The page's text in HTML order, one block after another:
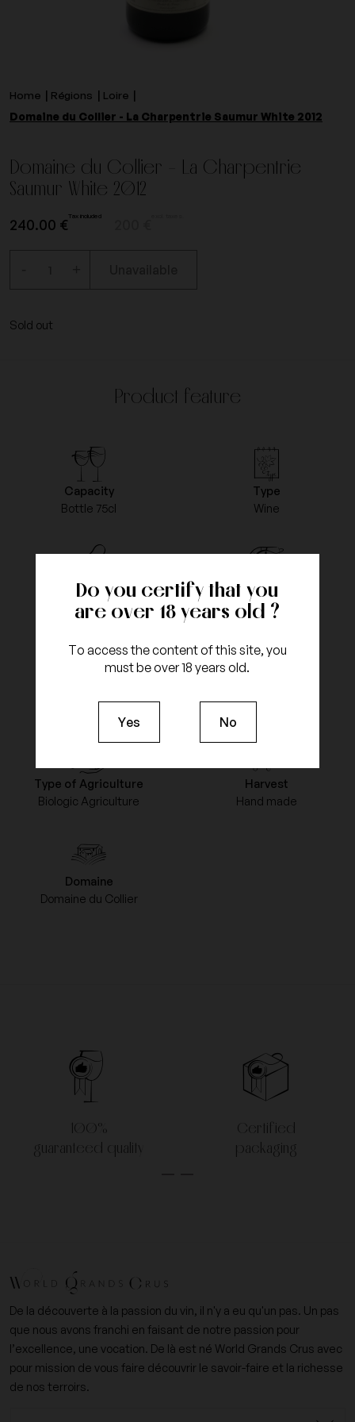
Do you certify that you
are over 18 years old ?
To access the content of this site, you
must be over 18 years old.
Yes No
Home Régions
Loire
Domaine du Collier - La Charpentrie Saumur White 2012
Domaine du Collier - La Charpentrie
Saumur White 2012
240.00 € Tax included
Sold out
Product feature
Capacity
Bottle 75cl
Type
Wine
Color
White
Vintage
2012
Saumur
Chenin
Type of Agriculture
Biologic Agriculture
Harvest
Hand made
Domaine
Domaine du Collier
100%
guaranteed quality
Certified
packaging
De la découverte à la passion du vin, il n'y a eu qu'un pas. Un pas
que nous avons franchi en faisant de notre passion pour
l’excellence, une vocation. De là est né World Grands Crus avec
pour mission de vous faire découvrir le savoir-faire et la richesse
de nos terroirs.